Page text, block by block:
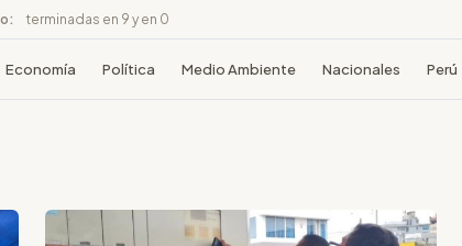
terminadas en 9 y en 0
Economía Política Medio Ambiente Nacionales Perú